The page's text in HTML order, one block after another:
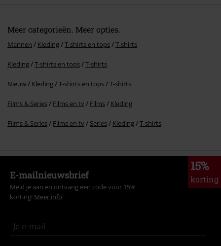
Meer categorieën. Meer opties.
Mannen Kleding T-shirts en tops T-shirts
Kleding T-shirts en tops T-shirts
Nieuw Kleding T-shirts en tops T-shirts
Films & Series Films en tv Films Kleding
Films & Series Films en tv Series Kleding T-shirts
15%
korting
E-mailnieuwsbrief
Meld je aan en ontvang een code voor 15%
korting! Meer info